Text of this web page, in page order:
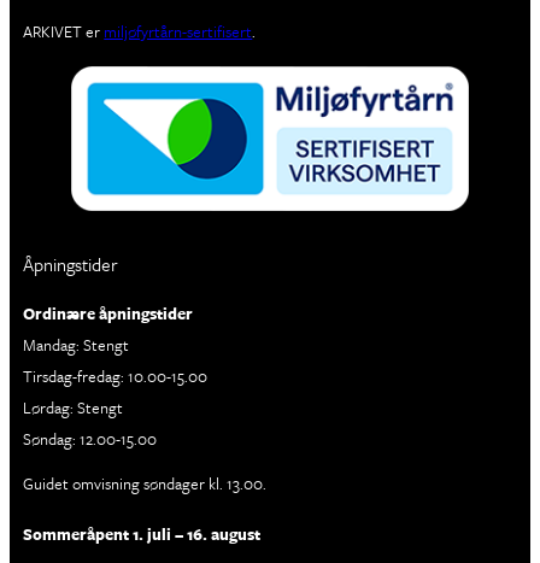
ARKIVET er miljøfyrtårn-sertifisert.
Åpningstider
Ordinære åpningstider
Mandag: Stengt
Tirsdag-fredag: 10.00-15.00
Lørdag: Stengt
Søndag: 12.00-15.00
Guidet omvisning søndager kl. 13.00.
Sommeråpent 1. juli – 16. august